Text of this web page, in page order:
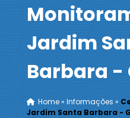
Jardim
Barbara -
Home» Informações »
Jardim Santa Barbara -